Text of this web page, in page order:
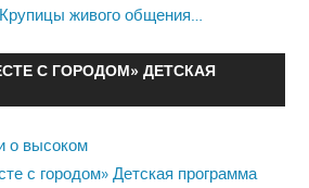
живого общения…
С ГОРОДОМ» ДЕТСКАЯ
о высоком
с городом» Детская программа